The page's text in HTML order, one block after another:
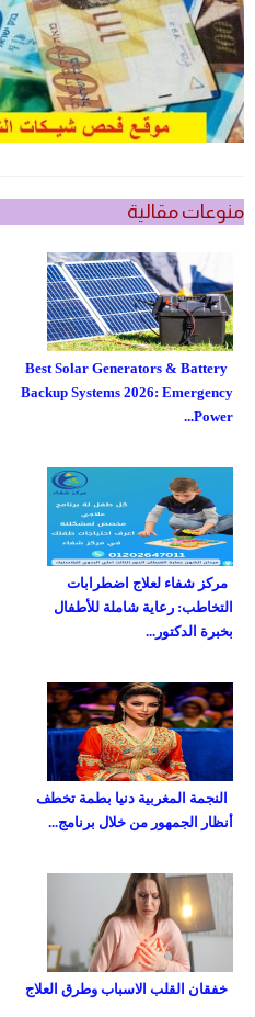
منوعات مقالية
Best Solar Generators & Battery
Backup Systems 2026: Emergency
Power...
مركز شفاء لعلاج اضطرابات
التخاطب: رعاية شاملة للأطفال
بخبرة الدكتور...
النجمة المغربية دنيا بطمة تخطف
أنظار الجمهور من خلال برنامج...
خفقان القلب الاسباب وطرق العلاج